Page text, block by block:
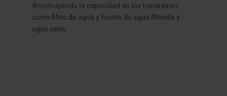
disminuyendo la capacidad de los humedales
como filtro de agua y fuente de agua filtrada y
agua sana.